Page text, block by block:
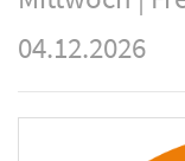
04.12.2026